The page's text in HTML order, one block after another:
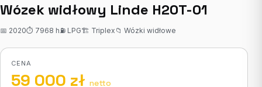
Wózek widłowy Linde H20T-01
📅 2020⏱ 7968 h⛽ LPG🏗 Triplex 📁 Wózki widłowe
CENA
59 000 zł netto